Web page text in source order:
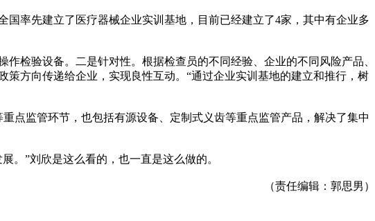
率先建立了医疗器械企业实训基地，目前已经建立了4家，其中有企业多
验设备。二是针对性。根据检查员的不同经验、企业的不同风险产品、
方向传递给企业，实现良性互动。“通过企业实训基地的建立和推行，树
监管环节，也包括有源设备、定制式义齿等重点监管产品，解决了集中
”刘欣是这么看的，也一直是这么做的。
（责任编辑：郭思男）